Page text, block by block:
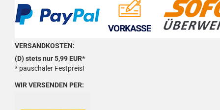
VERSANDKOSTEN:
(D) stets nur 5,99 EUR*
* pauschaler Festpreis!
WIR VERSENDEN PER: